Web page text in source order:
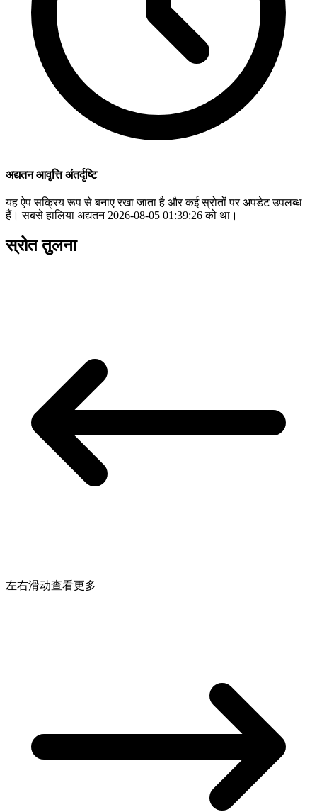
अद्यतन आवृत्ति अंतर्दृष्टि
यह ऐप सक्रिय रूप से बनाए रखा जाता है और कई स्रोतों पर अपडेट उपलब्ध
हैं। सबसे हालिया अद्यतन 2026-08-05 01:39:26 को था।
स्रोत तुलना
左右滑动查看更多